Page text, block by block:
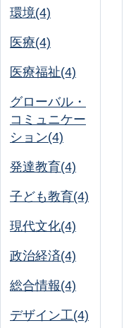
環境(4)
医療(4)
医療福祉(4)
グローバル・
コミュニケー
ション(4)
発達教育(4)
子ども教育(4)
現代文化(4)
政治経済(4)
総合情報(4)
デザイン工(4)